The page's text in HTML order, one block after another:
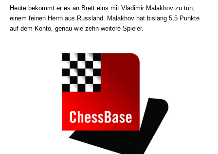
Heute bekommt er es an Brett eins mit Vladimir Malakhov zu tun,
einem feinen Herrn aus Russland. Malakhov hat bislang 5,5 Punkte
auf dem Konto, genau wie zehn weitere Spieler.